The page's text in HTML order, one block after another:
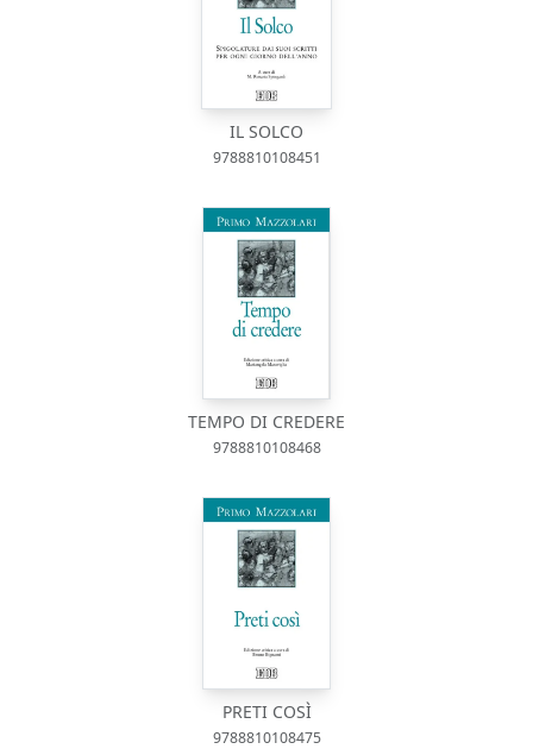
IL SOLCO
9788810108451
TEMPO DI CREDERE
9788810108468
PRETI COSÌ
9788810108475